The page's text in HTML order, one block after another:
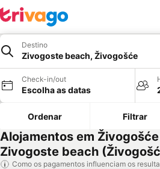
Destino
Zivogoste beach, Živogošće
Check-in/out
Escolha as datas
Ordenar Filtrar
Alojamentos em
Zivogoste beach
Como os pagamentos influenciam os